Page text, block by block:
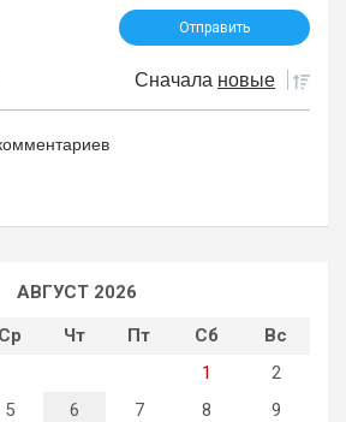
Сначала новые
АВГУСТ 2026
Ср Чт Пт Сб
Вс
1
2
5 6 7 8
9